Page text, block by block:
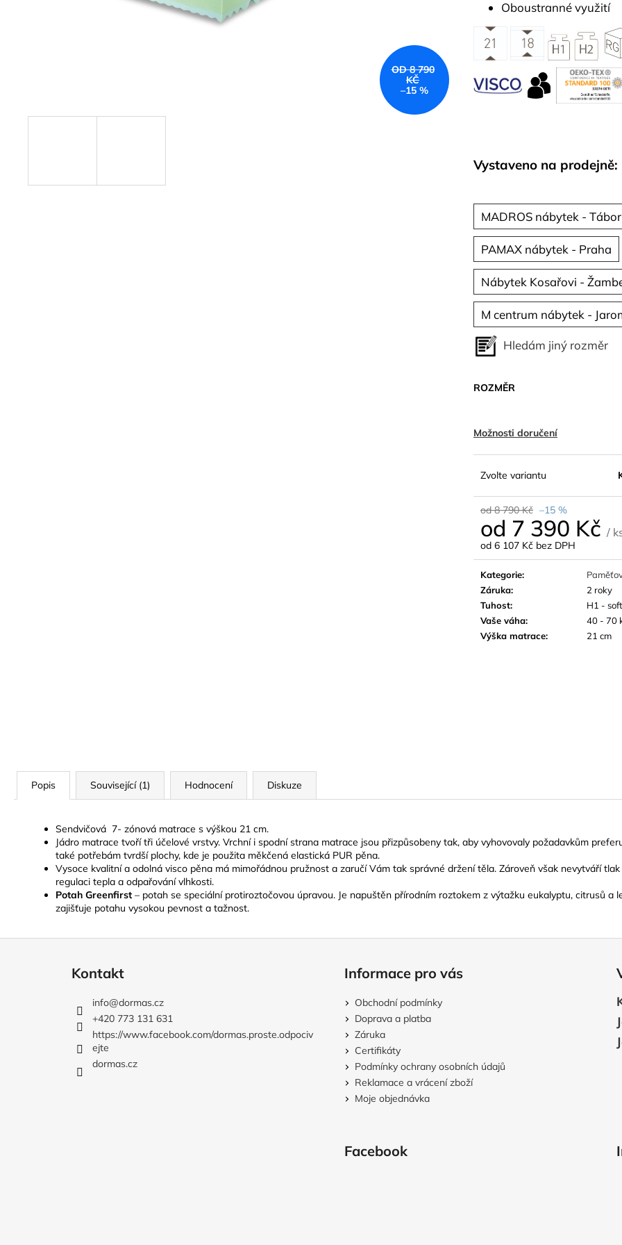
Oboustranné využití
Vystaveno na prodejně:
MADROS nábytek - Tábor
PAMAX nábytek - Praha
Nábytek Kosařovi -
M centrum nábytek -
Hledám jiný rozměr
ROZMĚR
Možnosti doručení
Zvolte variantu
od 8 790 Kč –15 %
od 7 390 Kč /
od 6 107 Kč bez DPH
Měrná
cena:
Kategorie:
Záruka:
2 roky
Tuhost:
H1 -
Vaše váha:
40 - 70
Výška matrace: 21 cm
OD 8 790
KČ
–15 %
Popis Související (1) Hodnocení Diskuze
Sendvičová 7- zónová matrace s výškou 21 cm.
Jádro matrace tvoří tři účelové vrstvy. Vrchní i spodní strana matrace jsou přizpůsobeny tak, aby vyhovovaly požadavkům
také potřebám tvrdší plochy, kde je použita měkčená elastická PUR pěna.
Vysoce kvalitní a odolná visco pěna má mimořádnou pružnost a zaručí Vám tak správné držení těla. Zároveň však nevytváří
regulaci tepla a odpařování vlhkosti.
Potah Greenfirst – potah se speciální protiroztočovou úpravou. Je napuštěn přírodním roztokem z výtažku eukalyptu, citrusů a
zajišťuje potahu vysokou pevnost a tažnost.
Kontakt
info@dormas.cz
+420 773 131 631
https://www.facebook.com/dormas.proste.odpociv
ejte
dormas.cz
Informace pro vás
Obchodní podmínky
Doprava a platba
Záruka
Certifikáty
Podmínky ochrany osobních údajů
Reklamace a vrácení zboží
Moje objednávka
Facebook